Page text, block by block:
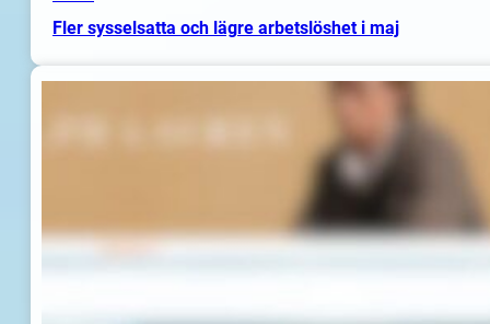
Fler sysselsatta och lägre arbetslöshet i maj